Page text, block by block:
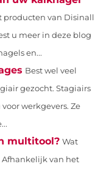
producten van Disinall
u meer in deze blog
en...
Best wel veel
gezocht. Stagiairs
werkgevers. Ze
multitool? Wat
van het